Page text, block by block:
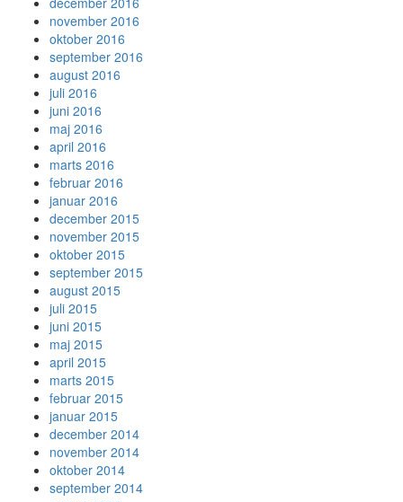
november 2016
oktober 2016
september 2016
august 2016
juli 2016
juni 2016
maj 2016
april 2016
marts 2016
februar 2016
januar 2016
december 2015
november 2015
oktober 2015
september 2015
august 2015
juli 2015
juni 2015
maj 2015
april 2015
marts 2015
februar 2015
januar 2015
december 2014
november 2014
oktober 2014
september 2014